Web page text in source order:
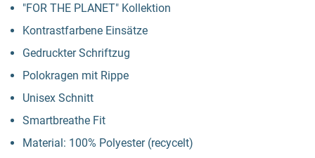
"FOR THE PLANET" Kollektion
Kontrastfarbene Einsätze
Gedruckter Schriftzug
Polokragen mit Rippe
Unisex Schnitt
Smartbreathe Fit
Material: 100% Polyester (recycelt)